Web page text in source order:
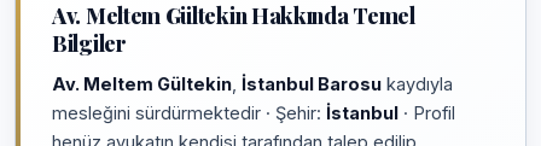
Av. Meltem Gültekin Hakkında Temel
Bilgiler
Av. Meltem Gültekin İstanbul Barosu kaydıyla
mesleğini sürdürmektedir · Şehir: İstanbul · Profil
henüz avukatın kendisi tarafından talep edilip